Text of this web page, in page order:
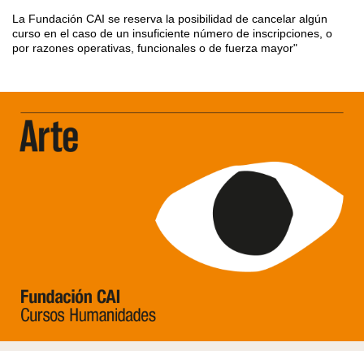
La Fundación CAI se reserva la posibilidad de cancelar algún
curso en el caso de un insuficiente número de inscripciones, o
por razones operativas, funcionales o de fuerza mayor"